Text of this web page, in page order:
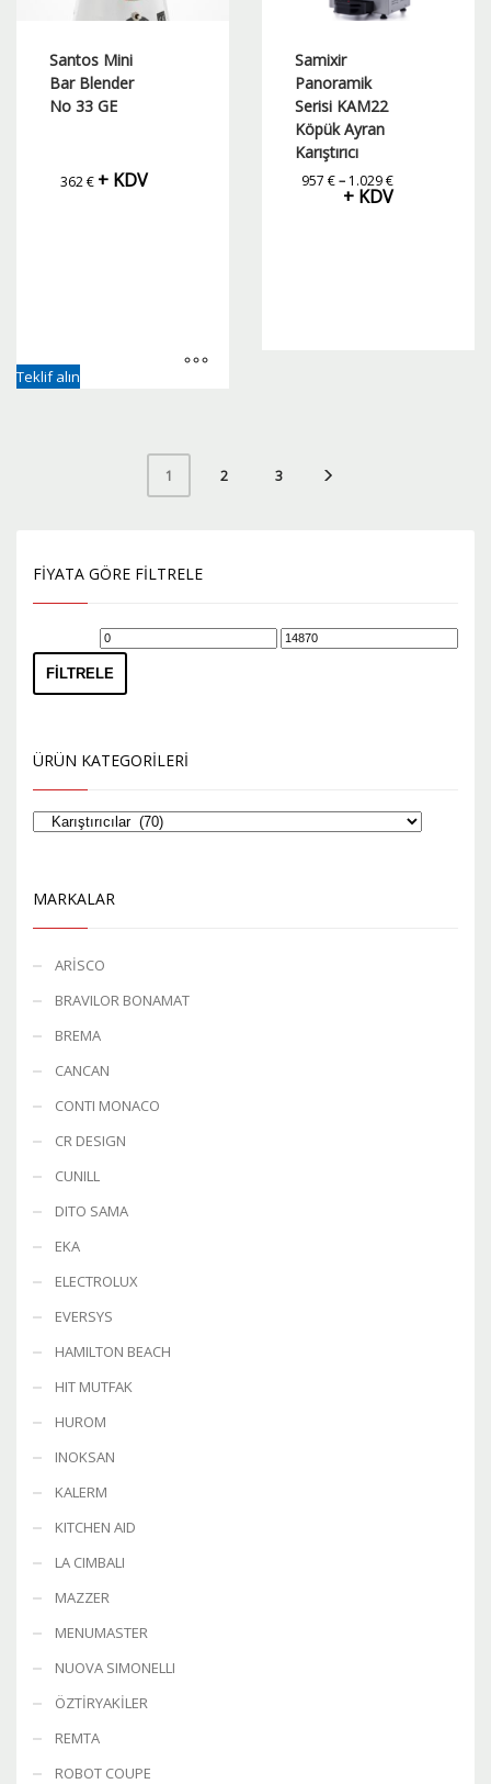
Santos Mini
Bar Blender
No 33 GE
362€ + KDV
Teklif alın
Samixir
Panoramik
Serisi KAM22
Köpük Ayran
Karıştırıcı
957 €– 1.029€Fiyat
aralığı:
+ KDV
var.
1 2 3
FIYATA GÖRE FILTRELE
En
düşük
fiyat
En
FILTRELE
ÜRÜN KATEGORILERI
MARKALAR
ARİSCO
BRAVILOR BONAMAT
BREMA
CANCAN
CONTI MONACO
CR DESIGN
CUNILL
DITO SAMA
EKA
ELECTROLUX
EVERSYS
HAMILTON BEACH
HIT MUTFAK
HUROM
INOKSAN
KALERM
KITCHEN AID
LA CIMBALI
MAZZER
MENUMASTER
NUOVA SIMONELLI
ÖZTİRYAKİLER
REMTA
ROBOT COUPE